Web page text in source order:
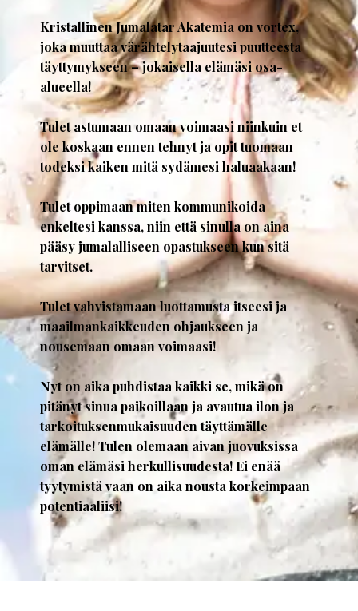
Kristallinen Jumalatar Akatemia on vortex,
joka muuttaa värähtelytaajuutesi puutteesta
täyttymykseen – jokaisella elämäsi osa-
alueella!
Tulet astumaan omaan voimaasi niinkuin et
ole koskaan ennen tehnyt ja opit tuomaan
todeksi kaiken mitä sydämesi haluaakaan!
Tulet oppimaan miten kommunikoida
enkeltesi kanssa, niin että sinulla on aina
pääsy jumalalliseen opastukseen kun sitä
tarvitset.
Tulet vahvistamaan luottamusta itseesi ja
maailmankaikkeuden ohjaukseen ja
nousemaan omaan voimaasi!
Nyt on aika puhdistaa kaikki se, mikä on
pitänyt sinua paikoillaan ja avautua ilon ja
tarkoituksenmukaisuuden täyttämälle
elämälle! Tulen olemaan aivan juovuksissa
oman elämäsi herkullisuudesta! Ei enää
tyytymistä vaan on aika nousta korkeimpaan
potentiaaliisi!